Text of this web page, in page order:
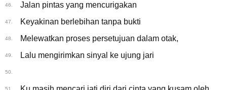
46. Jalan pintas yang mencurigakan
47. Keyakinan berlebihan tanpa bukti
48. Melewatkan proses persetujuan dalam otak,
49. Lalu mengirimkan sinyal ke ujung jari
50.
51.